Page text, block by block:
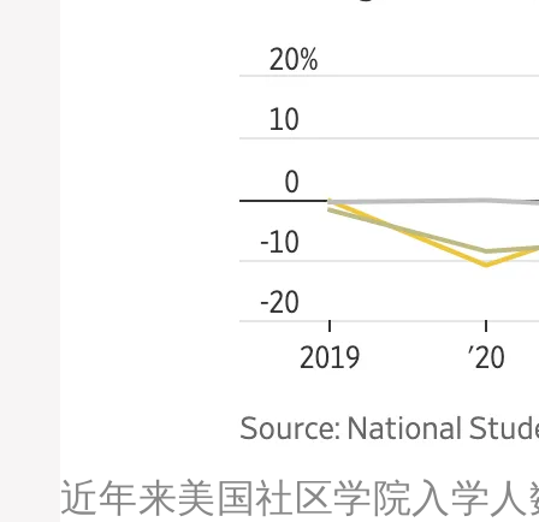
近年来美国社区学院入学